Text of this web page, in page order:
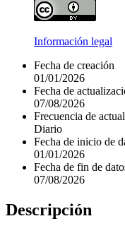
Información legal
Fecha de creación
01/01/2026
Fecha de
07/08/2026
Frecuencia de
Diario
Fecha de inicio de
01/01/2026
Fecha de fin de
07/08/2026
Descripción